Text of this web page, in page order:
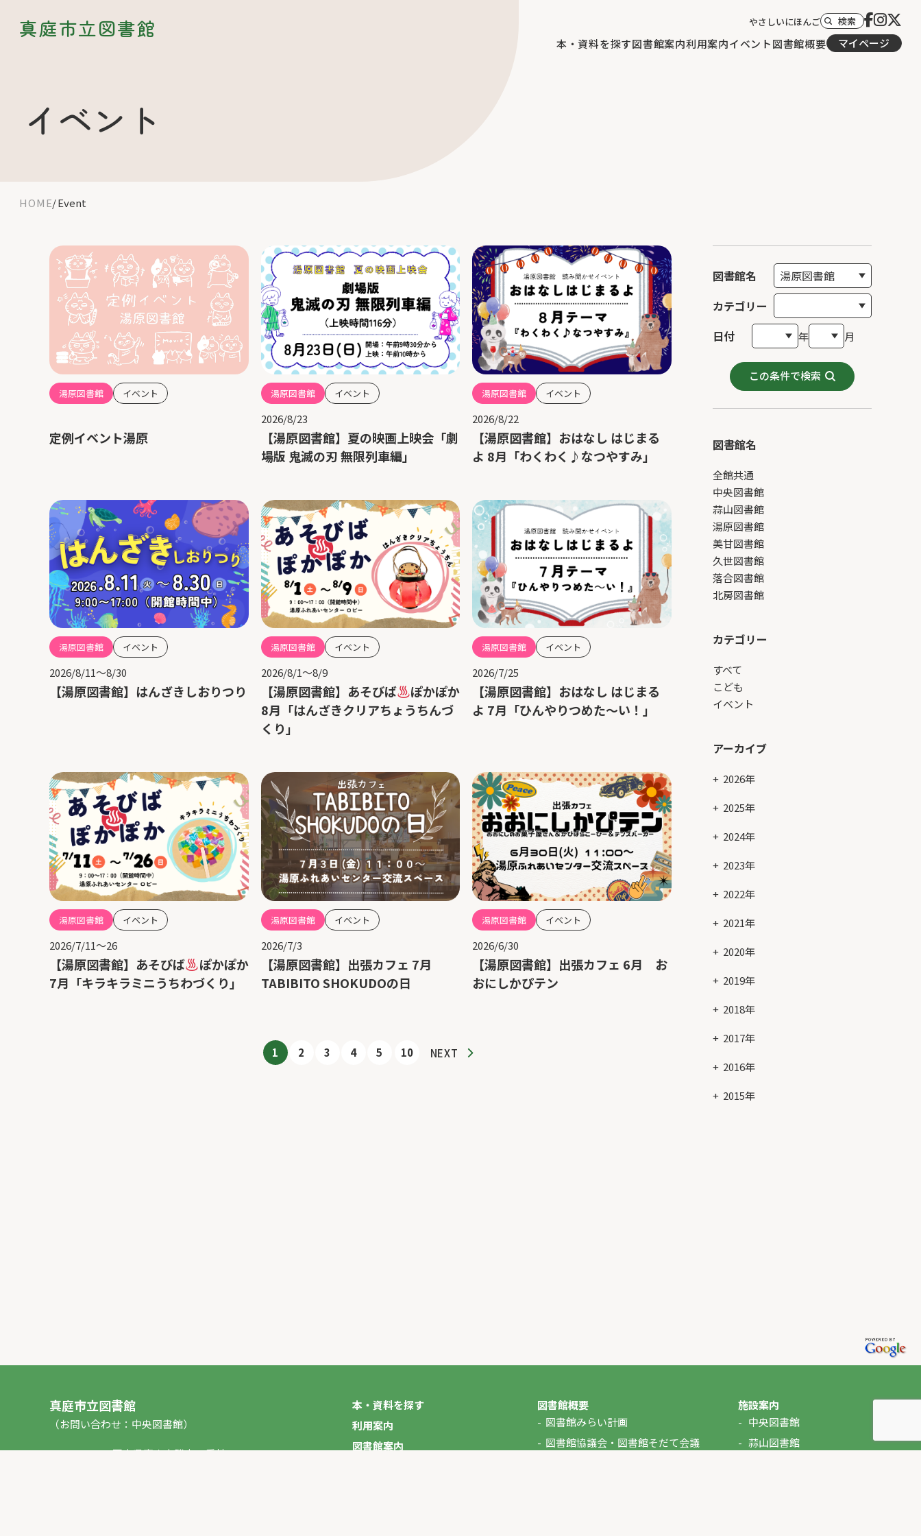
真庭市立図書館
本・資料を探す図書館案内利用案内イベント図書館概要 マイページ
やさしいにほんご 検索
イベント
HOME Event
図書館名
カテゴリー
日付
年 月
この条件で検索
図書館名
全館共通
中央図書館
蒜山図書館
湯原図書館
美甘図書館
久世図書館
落合図書館
北房図書館
カテゴリー
すべて
こども
イベント
アーカイブ
2026年
2025年
2024年
2023年
2022年
2021年
2020年
2019年
2018年
2017年
2016年
2015年
湯原図書館 イベント
定例イベント湯原
湯原図書館 イベント
2026/8/23
【湯原図書館】夏の映画上映会「劇
場版 鬼滅の刃 無限列車編」
湯原図書館 イベント
2026/8/22
【湯原図書館】おはなし はじまる
よ 8月「わくわく♪なつやすみ」
湯原図書館 イベント
2026/8/11～8/30
【湯原図書館】はんざきしおりつり
湯原図書館 イベント
2026/8/1～8/9
【湯原図書館】あそびば
ぽかぽか
8月「はんざきクリアちょうちんづ
くり」
湯原図書館 イベント
2026/7/25
【湯原図書館】おはなし はじまる
よ 7月「ひんやりつめた～い！」
湯原図書館 イベント
2026/7/11～26
【湯原図書館】あそびば
ぽかぽか
7月「キラキラミニうちわづくり」
湯原図書館 イベント
2026/7/3
【湯原図書館】出張カフェ 7月
TABIBITO SHOKUDOの日
湯原図書館 イベント
2026/6/30
【湯原図書館】出張カフェ 6月 お
おにしかぴテン
1 2 3 4 5 10 NEXT
真庭市立図書館
（お問い合わせ：中央図書館）
〒717-0013 岡山県真庭市勝山53番地1
本・資料を探す
利用案内
図書館案内
図書館概要
図書館みらい計画
図書館協議会・図書館そだて会議
施設案内
中央図書館
蒜山図書館